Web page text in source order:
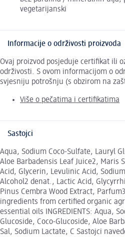
vegetarijanski
Informacije o održivosti proizvoda
Ovaj proizvod posjeduje certifikat ili
održivosti. S ovom informacijom o
svjesniju potrošnju (s obzirom na
Više o pečatima i certifikatima
Sastojci
Aqua, Sodium Coco-Sulfate, Lauryl
Aloe Barbadensis Leaf Juice2, Maris
Acid, Glycerin, Levulinic Acid,
Alcohol2 denat., Lactic Acid,
Pinus Cembra Wood Extract,
ingredients from certified organic
essential oils INGREDIENTS: Aqua,
Glucoside, Coco-Glucoside, Aloe
Sal, Sodium Lactate, C Sastojci